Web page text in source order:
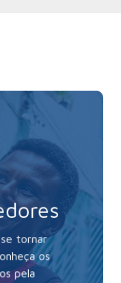
tornar
os
pela